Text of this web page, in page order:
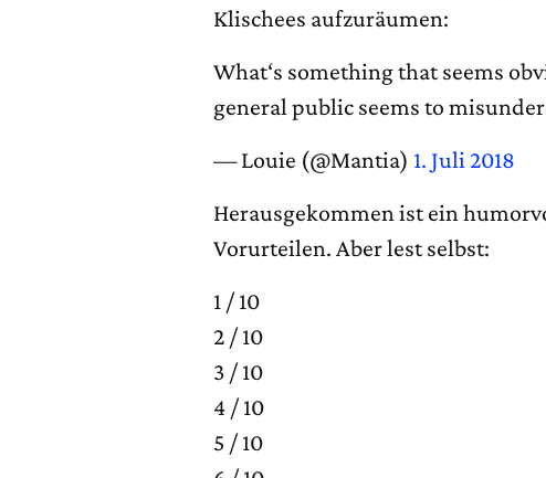
Klischees aufzuräumen:
What‘s something that seems
general public seems to
— Louie (@Mantia) 1. Juli 2018
Herausgekommen ist ein
Vorurteilen. Aber lest selbst:
1 / 10
2 / 10
3 / 10
4 / 10
5 / 10